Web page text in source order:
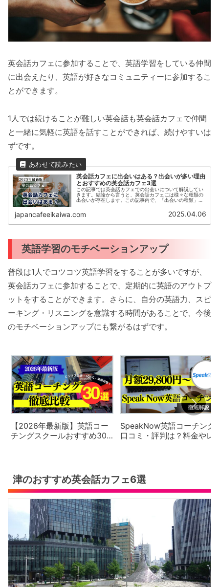
英会話カフェに参加することで、英語学習をしている仲間
に出会えたり、英語が好きなコミュニティーに参加するこ
とができます。
1人では続けることが難しい英会話も英会話カフェで仲間
と一緒に気軽に英語を話すことができれば、続けやすいは
ずです。
英会話カフェに出会いはある？出会いが多い理由
とおすすめの英会話カフェ3選
この記事では英会話カフェでの出会いについて解説してい
きます。結論から言うと、英会話カフェには様々な種類の
出会いが存在します。この記事内で、「出会いの種類」と
japancafeeikaiwa.com 2025.04.06
英語学習のモチベーションアップ
普段は1人でコツコツ英語学習をすることが多いですが、
英会話カフェに参加することで、定期的に英語のアウトプ
ットをすることができます。さらに、自分の英語力、スピ
ーキング・リスニングを意識する時間があることで、今後
のモチベーションアップにも繋がるはずです。
【2026年最新版】英語コー
チングスクールおすすめ30
SpeakNow英語コーチング
口コミ・評判は？料金やレ
津のおすすめ英会話カフェ6選